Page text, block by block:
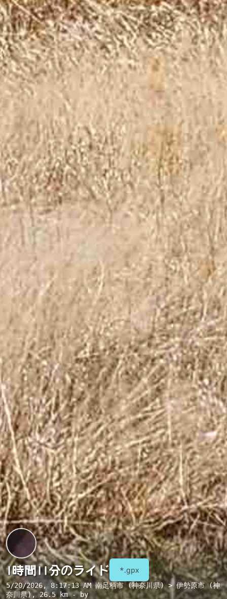
1時間11分のライド *.gpx
5/20/2026, 8:17:13 AM南足柄市 (神奈川県) > 伊勢原市 (神
奈川県), 26.5 km - by